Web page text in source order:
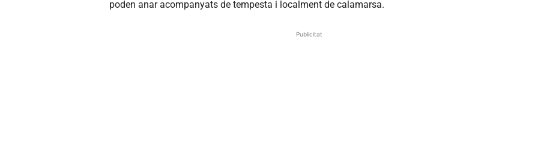
poden anar acompanyats de tempesta i localment de calamarsa.
Publicitat